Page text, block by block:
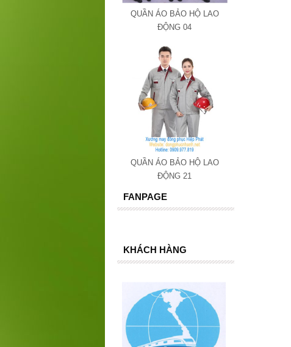
QUẦN ÁO BẢO HỘ LAO
ĐỘNG 04
QUẦN ÁO BẢO HỘ LAO
ĐỘNG 21
FANPAGE
KHÁCH HÀNG